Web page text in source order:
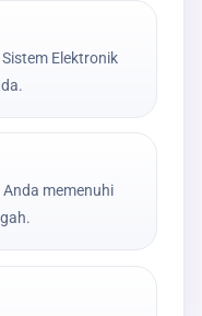
Elektronik
memenuhi